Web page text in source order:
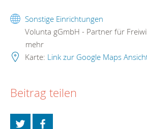
Sonstige Einrichtungen
Volunta gGmbH - Partner für
mehr
Karte: Link zur Google Maps
Beitrag teilen